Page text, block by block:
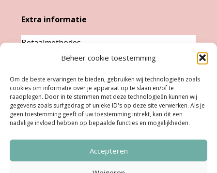
Beheer cookie toestemming
Om de beste ervaringen te bieden, gebruiken wij technologieën zoals
cookies om informatie over je apparaat op te slaan en/of te
raadplegen. Door in te stemmen met deze technologieën kunnen wij
gegevens zoals surfgedrag of unieke ID's op deze site verwerken. Als je
geen toestemming geeft of uw toestemming intrekt, kan dit een
nadelige invloed hebben op bepaalde functies en mogelijkheden.
Accepteren
Extra informatie
Betaalmethodes
Garantie & klachten
verzendkosten
Retourneren
Openingstijden